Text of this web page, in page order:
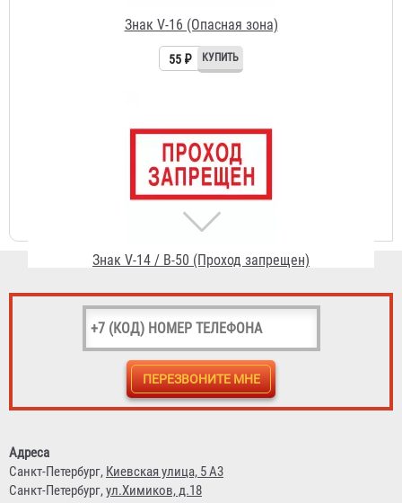
Знак V-14 / В-50 (Проход запрещен)
55 ₽
Знак V-39 / В-53 (Проход держать свободным)
Адреса
Санкт-Петербург, Киевская улица, 5 А3
Санкт-Петербург,ул.Химиков, д.18